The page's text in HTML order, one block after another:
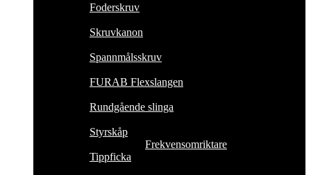
Foderskruv
Skruvkanon
Spannmålsskruv
FURAB Flexslangen
Rundgående slinga
Styrskåp
Frekvensomriktare
Tippficka